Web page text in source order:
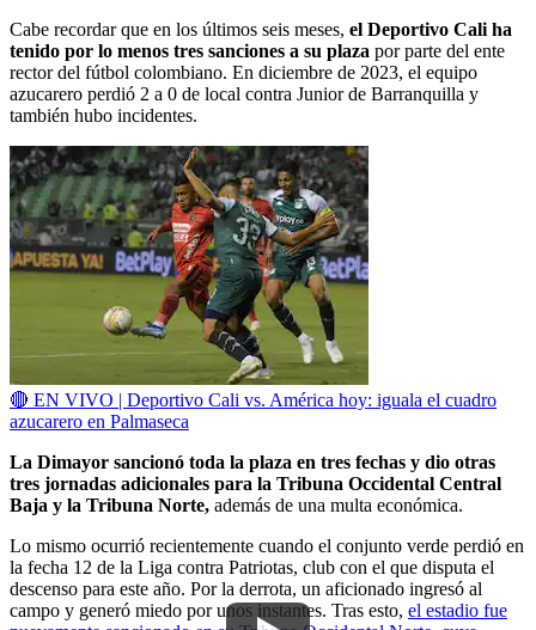
Cabe recordar que en los últimos seis meses, el Deportivo Cali ha
tenido por lo menos tres sanciones a su plaza por parte del ente
rector del fútbol colombiano. En diciembre de 2023, el equipo
azucarero perdió 2 a 0 de local contra Junior de Barranquilla y
también hubo incidentes.
🔴 EN VIVO | Deportivo Cali vs. América hoy: iguala el cuadro
azucarero en Palmaseca
La Dimayor sancionó toda la plaza en tres fechas y dio otras
tres jornadas adicionales para la Tribuna Occidental Central
Baja y la Tribuna Norte, además de una multa económica.
Lo mismo ocurrió recientemente cuando el conjunto verde perdió en
la fecha 12 de la Liga contra Patriotas, club con el que disputa el
descenso para este año. Por la derrota, un aficionado ingresó al
campo y generó miedo por unos instantes. Tras esto, el estadio fue